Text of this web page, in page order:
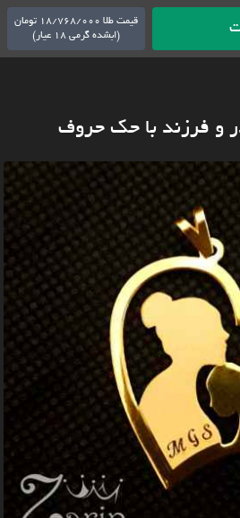
قیمت طلا 18/768/000 تومان
(ابشده گرمی 18 عیار)
و فرزند با حک حروف